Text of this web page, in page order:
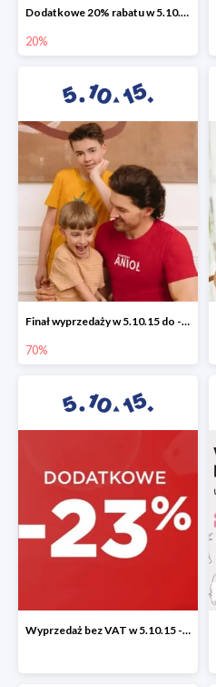
Dodatkowe 20% rabatu w 5.10.15
20%
Finał wyprzedaży w 5.10.15 do -70%
70%
Wyprzedaż bez VAT w 5.10.15 - dodatkowe -23% rabatu